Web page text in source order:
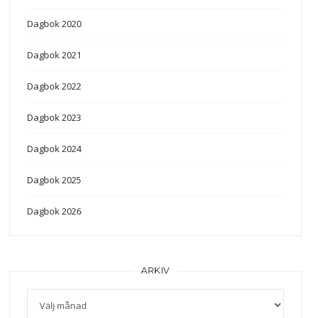
Dagbok 2020
Dagbok 2021
Dagbok 2022
Dagbok 2023
Dagbok 2024
Dagbok 2025
Dagbok 2026
ARKIV
Arkiv